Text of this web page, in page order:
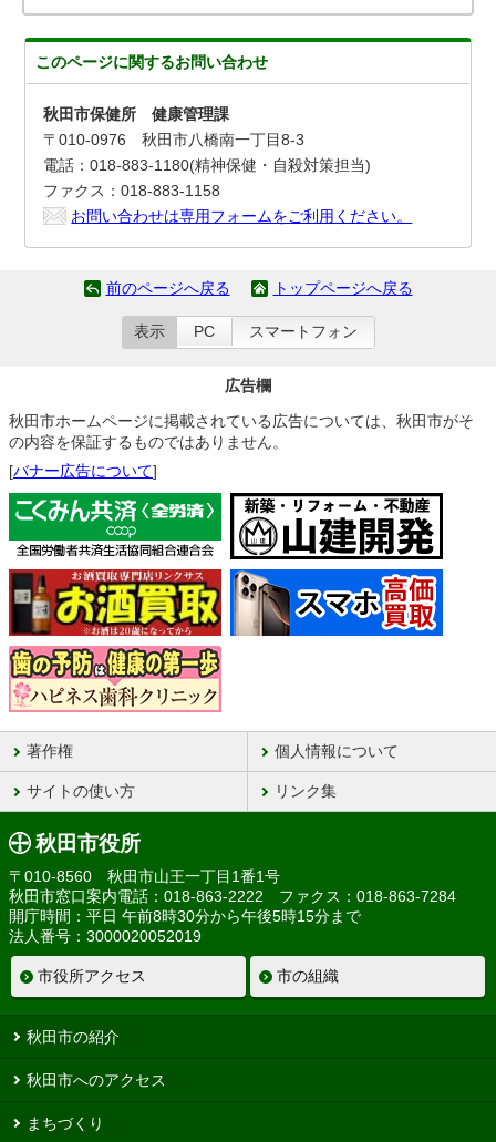
このページに関するお問い合わせ
秋田市保健所 健康管理課
〒010-0976 秋田市八橋南一丁目8-3
電話：018-883-1180(精神保健・自殺対策担当)
ファクス：018-883-1158
お問い合わせは専用フォームをご利用ください。
前のページへ戻る トップページへ戻る
表示 PC スマートフォン
広告欄
秋田市ホームページに掲載されている広告については、秋田市がそ
の内容を保証するものではありません。
[バナー広告について]
著作権 個人情報について
サイトの使い方 リンク集
秋田市役所
〒010-8560 秋田市山王一丁目1番1号
秋田市窓口案内電話：018-863-2222 ファクス：018-863-7284
開庁時間：平日 午前8時30分から午後5時15分まで
法人番号：3000020052019
市役所アクセス 市の組織
秋田市の紹介
秋田市へのアクセス
まちづくり